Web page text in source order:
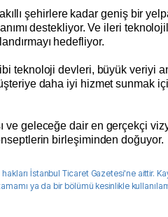
şehirlere kadar geniş bir
destekliyor. Ve ileri
hedefliyor.
teknoloji devleri, büyük veriyi
daha iyi hizmet sunmak
ve geleceğe dair en gerçekçi
birleşiminden doğuyor.
İstanbul Ticaret Gazetesi'ne aittir.
ya da bir bölümü kesinlikle